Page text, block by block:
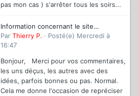
pas mon cas ) s'arrêter tous les soirs...
Information concernant le site
magazinevideo
Par Thierry P. · Posté(e) Mercredi à
16:47
Bonjour, Merci pour vos commentaires,
les uns déçus, les autres avec des
idées, parfois bonnes ou pas. Normal.
Cela me donne l'occasion de repréciser